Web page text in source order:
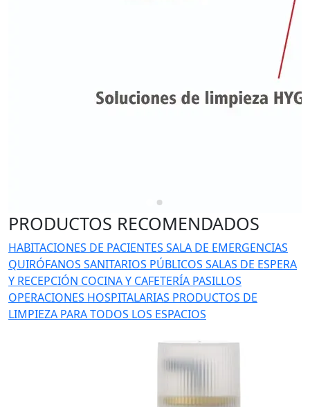
PRODUCTOS RECOMENDADOS
HABITACIONES DE PACIENTES SALA DE EMERGENCIAS
QUIRÓFANOS SANITARIOS PÚBLICOS SALAS DE ESPERA
Y RECEPCIÓN COCINA Y CAFETERÍA PASILLOS
OPERACIONES HOSPITALARIAS PRODUCTOS DE
LIMPIEZA PARA TODOS LOS ESPACIOS